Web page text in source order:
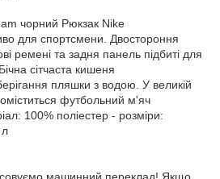
чорний Рюкзак Nike
для спортсмени. Двостороння
ремені та задня панель підбиті для
сітчаста кишеня
пляшки з водою. У великій
футбольний м'яч
100% поліестер - розміри:
машинний переклад! Якщо